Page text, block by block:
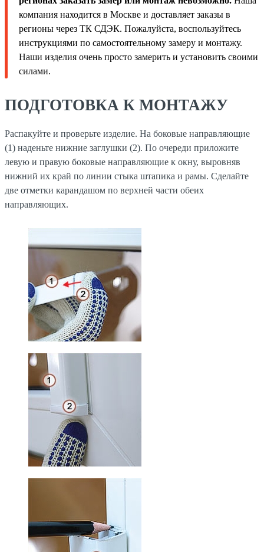
компания находится в Москве и доставляет заказы в
регионы через ТК СДЭК. Пожалуйста, воспользуйтесь
инструкциями по самостоятельному замеру и монтажу.
Наши изделия очень просто замерить и установить своими
силами.
ПОДГОТОВКА К МОНТАЖУ
Распакуйте и проверьте изделие. На боковые направляющие
(1) наденьте нижние заглушки (2). По очереди приложите
левую и правую боковые направляющие к окну, выровняв
нижний их край по линии стыка штапика и рамы. Сделайте
две отметки карандашом по верхней части обеих
направляющих.